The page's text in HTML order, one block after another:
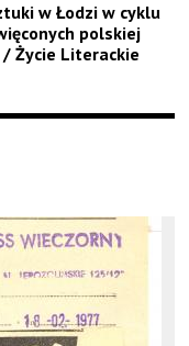
w Łodzi w cyklu
polskiej
Życie Literackie